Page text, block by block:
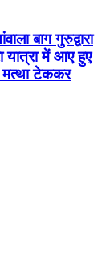
बाग गुरुद्वारा
यात्रा में आए हुए
मत्था टेककर